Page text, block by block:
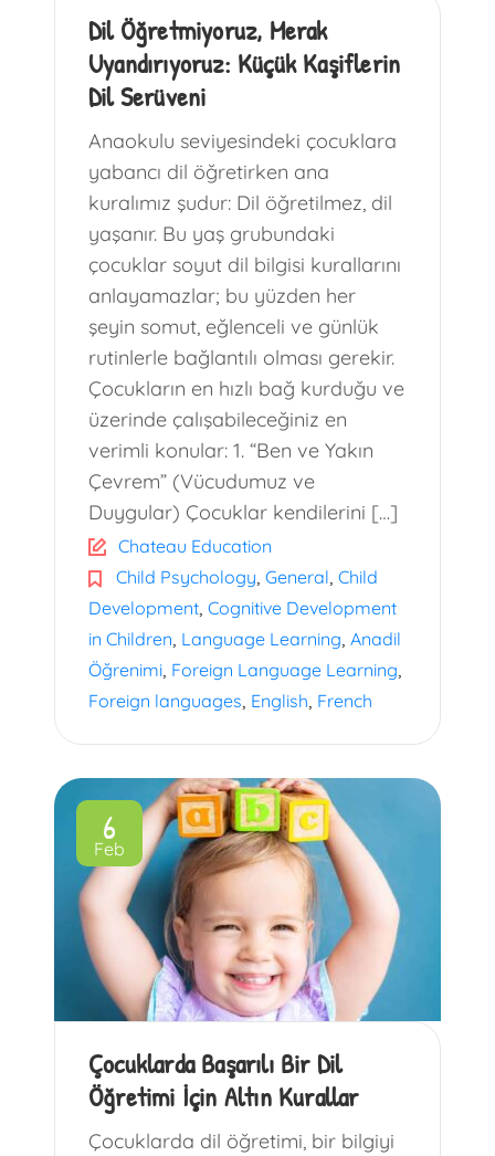
Dil Öğretmiyoruz, Merak
Uyandırıyoruz: Küçük Kaşiflerin
Dil Serüveni
Anaokulu seviyesindeki çocuklara
yabancı dil öğretirken ana
kuralımız şudur: Dil öğretilmez, dil
yaşanır. Bu yaş grubundaki
çocuklar soyut dil bilgisi kurallarını
anlayamazlar; bu yüzden her
şeyin somut, eğlenceli ve günlük
rutinlerle bağlantılı olması gerekir.
Çocukların en hızlı bağ kurduğu ve
üzerinde çalışabileceğiniz en
verimli konular: 1. “Ben ve Yakın
Çevrem” (Vücudumuz ve
Duygular) Çocuklar kendilerini […]
Chateau Education
Child Psychology, General, Child
Development, Cognitive Development
in Children, Language Learning, Anadil
Öğrenimi, Foreign Language Learning,
Foreign languages, English, French
6
Feb
Çocuklarda Başarılı Bir Dil
Öğretimi İçin Altın Kurallar
Çocuklarda dil öğretimi, bir bilgiyi